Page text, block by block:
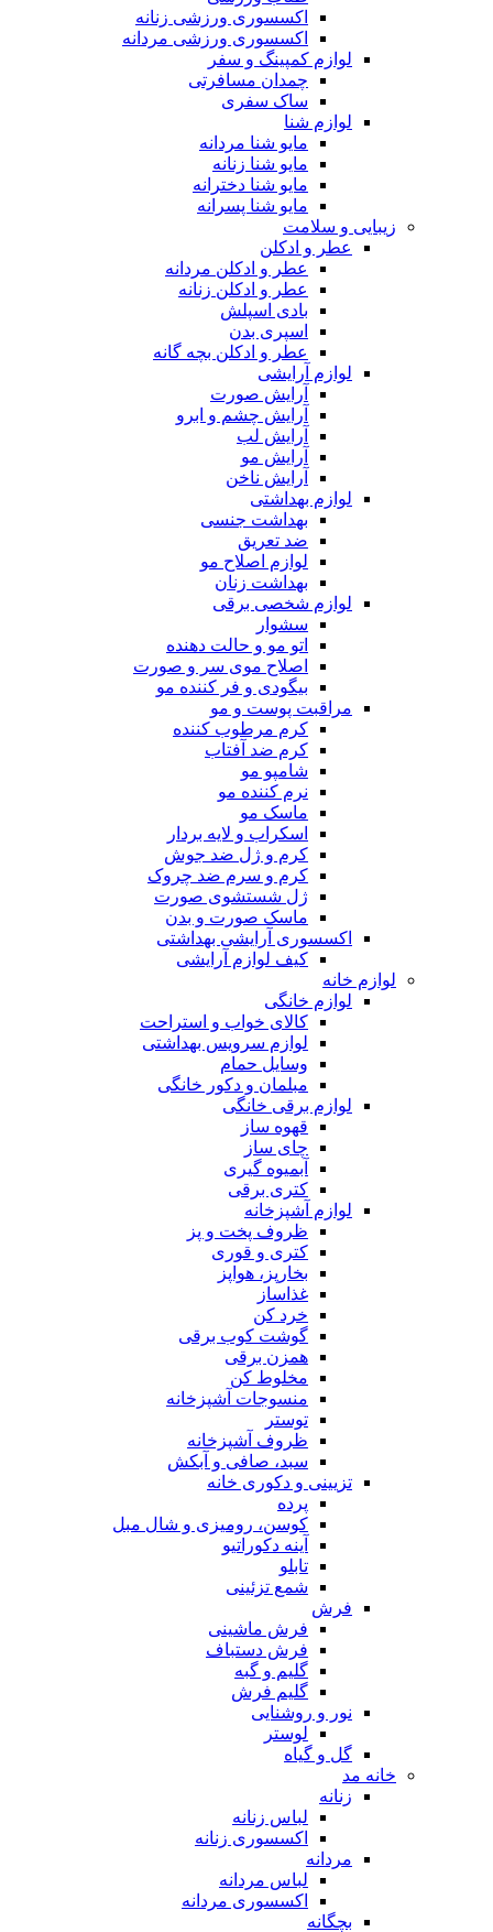
اکسسوری ورزشی زنانه
اکسسوری ورزشی مردانه
لوازم کمپینگ و سفر
چمدان مسافرتی
ساک سفری
لوازم شنا
مایو شنا مردانه
مایو شنا زنانه
مایو شنا دخترانه
مایو شنا پسرانه
زیبایی و سلامت
عطر و ادکلن
عطر و ادکلن مردانه
عطر و ادکلن زنانه
بادی اسپلش
اسپری بدن
عطر و ادکلن بچه گانه
لوازم آرایشی
آرایش صورت
آرایش چشم و ابرو
آرایش لب
آرایش مو
آرایش ناخن
لوازم بهداشتی
بهداشت جنسی
ضد تعریق
لوازم اصلاح مو
بهداشت زنان
لوازم شخصی برقی
سشوار
اتو مو و حالت دهنده
اصلاح موی سر و صورت
بیگودی و فر کننده مو
مراقبت پوست و مو
کرم مرطوب کننده
کرم ضد آفتاب
شامپو مو
نرم کننده مو
ماسک مو
اسکراب و لایه بردار
کرم و ژل ضد جوش
کرم و سرم ضد چروک
ژل شستشوی صورت
ماسک صورت و بدن
اکسسوری آرایشی بهداشتی
کیف لوازم آرایشی
لوازم خانه
لوازم خانگی
کالای خواب و استراحت
لوازم سرویس بهداشتی
وسایل حمام
مبلمان و دکور خانگی
لوازم برقی خانگی
قهوه ساز
چای ساز
آبمیوه گیری
کتری برقی
لوازم آشپزخانه
ظروف پخت و پز
کتری و قوری
بخارپز، هواپز
غذاساز
خرد کن
گوشت کوب برقی
همزن برقی
مخلوط کن
منسوجات آشپزخانه
توستر
ظروف آشپزخانه
سبد، صافی و آبکش
تزیینی و دکوری خانه
پرده
کوسن، رومیزی و شال مبل
آینه دکوراتیو
تابلو
شمع تزئینی
فرش
فرش ماشینی
فرش دستباف
گلیم و گبه
گلیم فرش
نور و روشنایی
لوستر
گل و گیاه
خانه مد
زنانه
لباس زنانه
اکسسوری زنانه
مردانه
لباس مردانه
اکسسوری مردانه
بچگانه